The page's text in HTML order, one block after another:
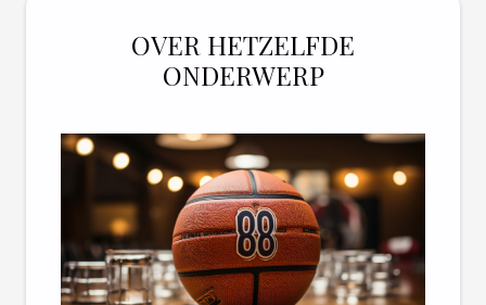
OVER HETZELFDE
ONDERWERP